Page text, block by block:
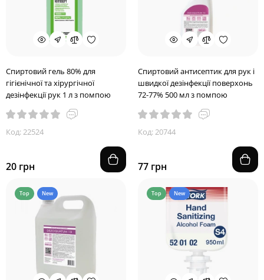
Спиртовий гель 80% для
гігієнічної та хірургічної
дезінфекції рук 1 л з помпою
Код: 22524
20 грн
Спиртовий антисептик для рук і
швидкої дезінфекції поверхонь
72-77% 500 мл з помпою
Код: 20744
77 грн
Top New Top New